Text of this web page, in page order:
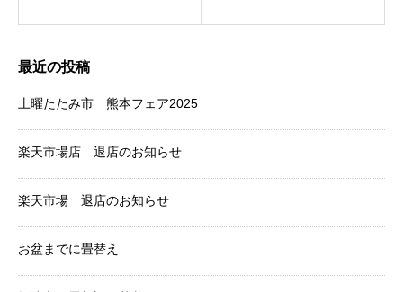
最近の投稿
土曜たたみ市 熊本フェア2025
楽天市場店 退店のお知らせ
楽天市場 退店のお知らせ
お盆までに畳替え